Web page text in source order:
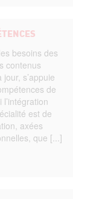
besoins des
contenus
s’appuie
de
est de
axées
que [...]